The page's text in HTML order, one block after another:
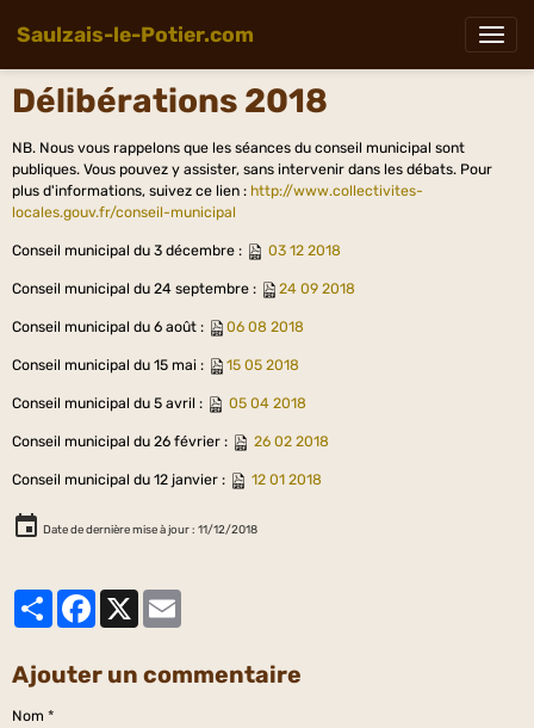
Saulzais-le-Potier.com
Délibérations 2018
NB. Nous vous rappelons que les séances du conseil municipal sont
publiques. Vous pouvez y assister, sans intervenir dans les débats. Pour
plus d'informations, suivez ce lien : http://www.collectivites-
locales.gouv.fr/conseil-municipal
Conseil municipal du 3 décembre : 03 12 2018
Conseil municipal du 24 septembre : 24 09 2018
Conseil municipal du 6 août : 06 08 2018
Conseil municipal du 15 mai : 15 05 2018
Conseil municipal du 5 avril : 05 04 2018
Conseil municipal du 26 février : 26 02 2018
Conseil municipal du 12 janvier : 12 01 2018
Date de dernière mise à jour : 11/12/2018
PartagerFacebook
Ajouter un commentaire
Nom